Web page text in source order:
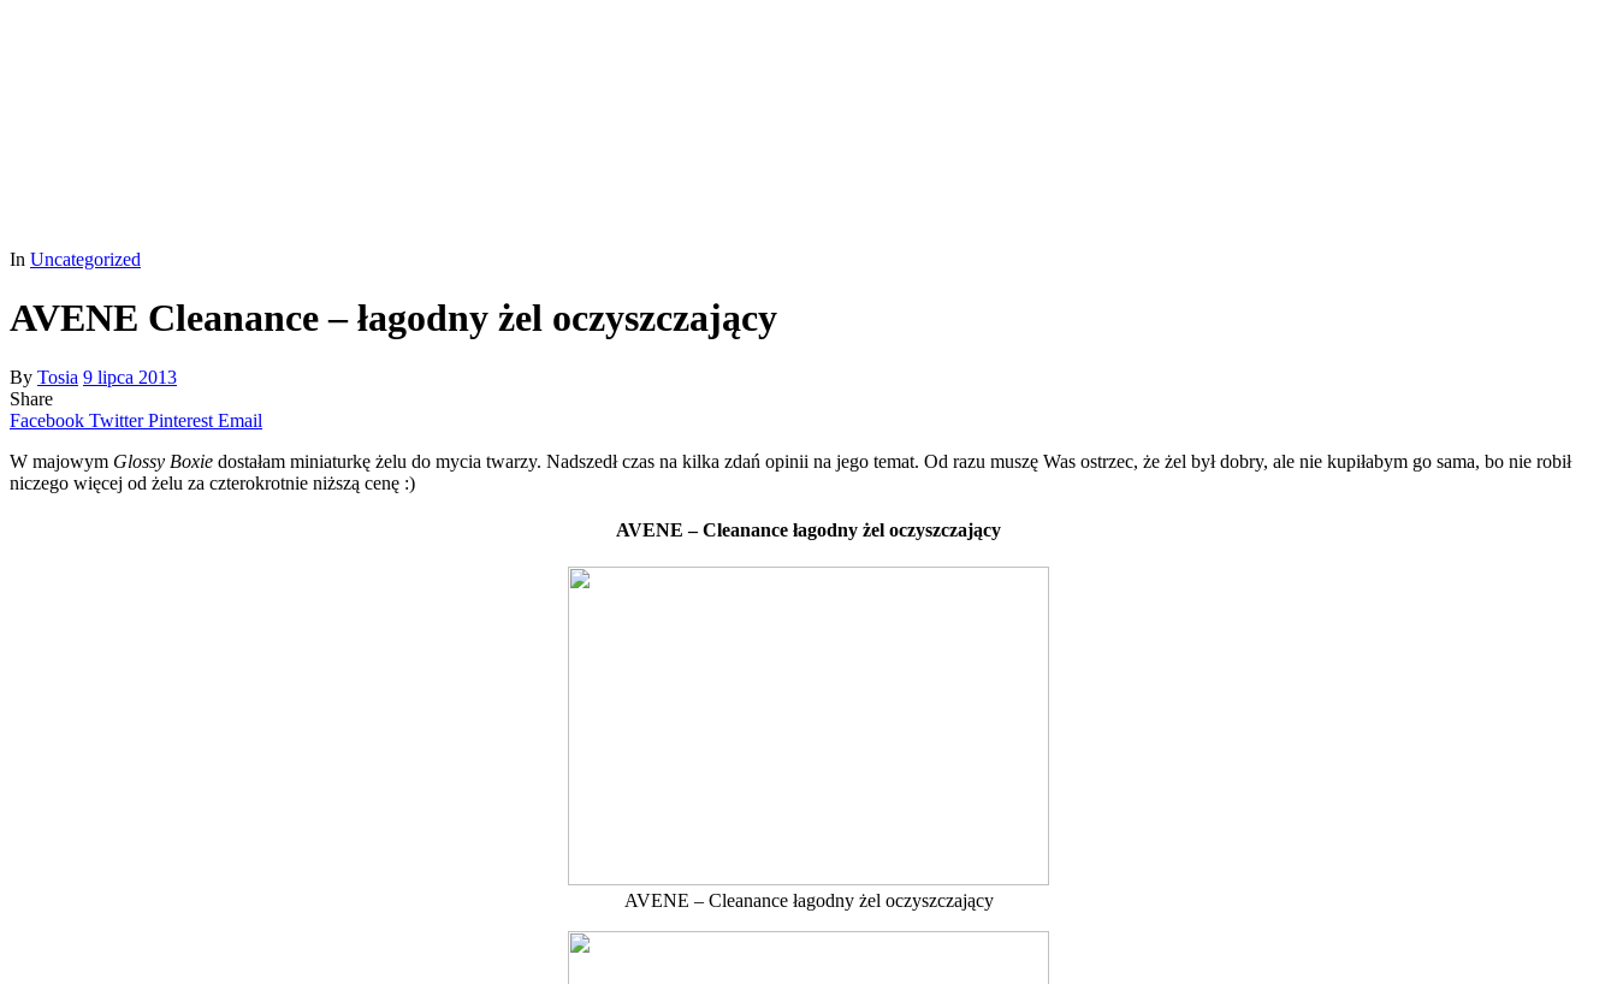
In Uncategorized
AVENE Cleanance – łagodny żel oczyszczający
By Tosia 9 lipca 2013
Share
Facebook Twitter Pinterest Email
W majowym Glossy Boxie dostałam miniaturkę żelu do mycia twarzy. Nadszedł czas na kilka zdań opinii na jego temat. Od razu muszę Was ostrzec, że żel był dobry, ale nie kupiłabym go sama, bo nie robił
niczego więcej od żelu za czterokrotnie niższą cenę :)
AVENE – Cleanance łagodny żel oczyszczający
AVENE – Cleanance łagodny żel oczyszczający